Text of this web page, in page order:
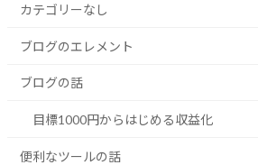
カテゴリーなし
ブログのエレメント
ブログの話
目標1000円からはじめる収益化
便利なツールの話